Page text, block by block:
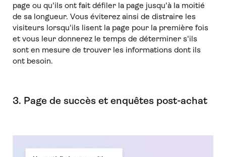
page ou qu'ils ont fait défiler la page jusqu'à la moitié
de sa longueur. Vous éviterez ainsi de distraire les
visiteurs lorsqu'ils lisent la page pour la première fois
et vous leur donnerez le temps de déterminer s'ils
sont en mesure de trouver les informations dont ils
ont besoin.
3. Page de succès et enquêtes post-achat